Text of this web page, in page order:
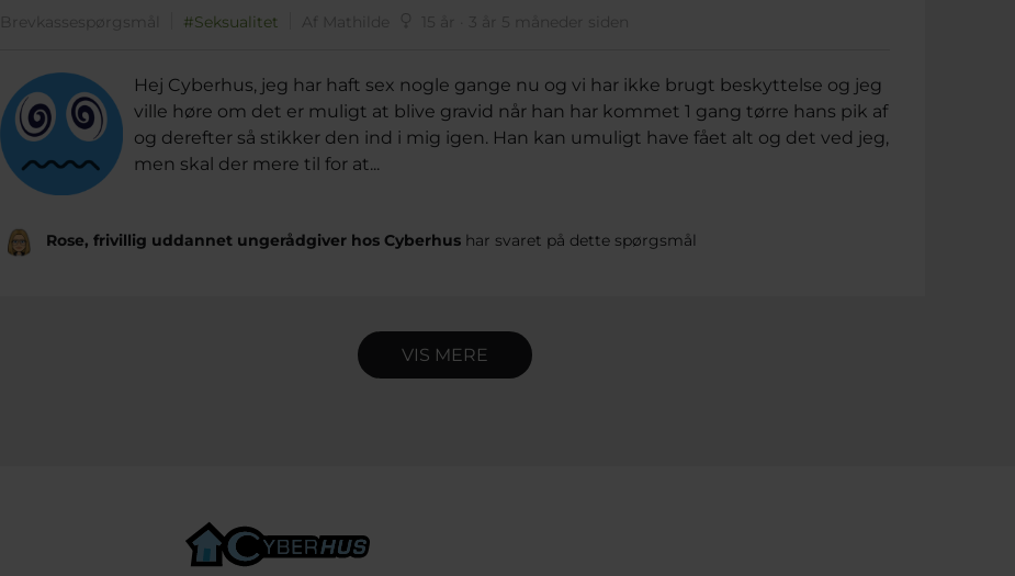
Brevkassespørgsmål #Seksualitet Af Mathilde 15 år · 3 år 5 måneder siden
Hej Cyberhus, jeg har haft sex nogle gange nu og vi har ikke brugt beskyttelse og jeg
ville høre om det er muligt at blive gravid når han har kommet 1 gang tørre hans pik af
og derefter så stikker den ind i mig igen. Han kan umuligt have fået alt og det ved jeg,
men skal der mere til for at...
Rose, frivillig uddannet ungerådgiver hos Cyberhus har svaret på dette spørgsmål
VIS MERE